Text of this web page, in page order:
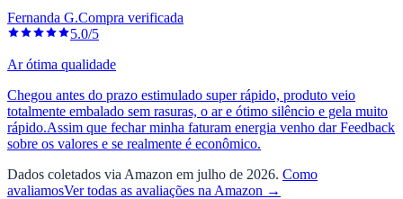
Fernanda G.Compra verificada
5.0/5
Ar ótima qualidade
Chegou antes do prazo estimulado super rápido, produto veio
totalmente embalado sem rasuras, o ar e ótimo silêncio e gela muito
rápido.Assim que fechar minha faturam energia venho dar Feedback
sobre os valores e se realmente é econômico.
Dados coletados via Amazon em julho de 2026. Como
avaliamosVer todas as avaliações na Amazon →